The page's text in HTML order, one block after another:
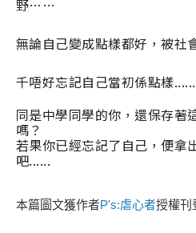
野……
無論自己變成點樣都好，被社
千唔好忘記自己當初係點樣......
同是中學同學的你，還保存著
嗎？
若果你已經忘記了自己，便拿
吧......
本篇圖文獲作者P's:虐心者授權刊